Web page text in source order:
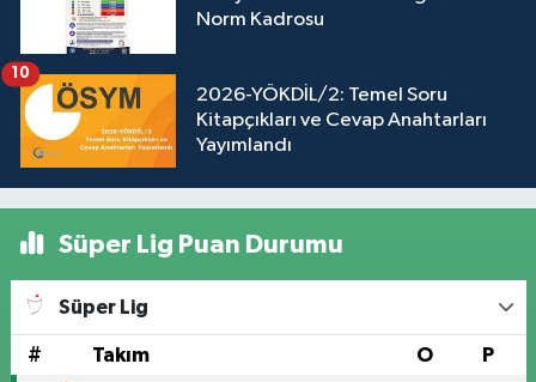
Norm Kadrosu
2026-YÖKDİL/2: Temel Soru
Kitapçıkları ve Cevap Anahtarları
Yayımlandı
10
Süper Lig Puan Durumu
Süper Lig
# Takım O P